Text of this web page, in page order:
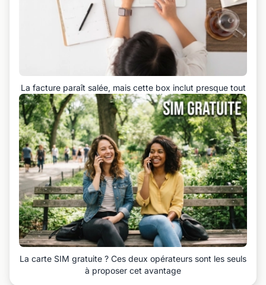
La facture paraît salée, mais cette box inclut presque tout
La carte SIM gratuite ? Ces deux opérateurs sont les seuls
à proposer cet avantage